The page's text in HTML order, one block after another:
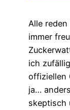
Alle
immer
ich
offiziellen
ja…
skeptisch